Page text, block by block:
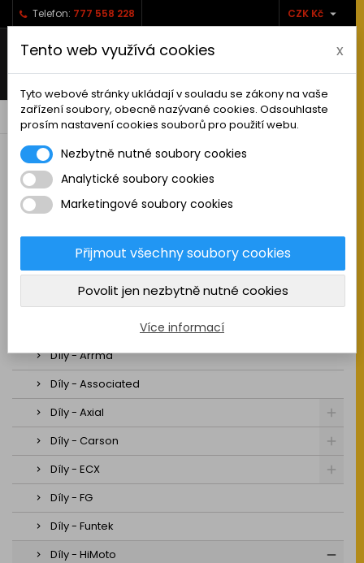
Telefon: 777 558 228 CZK Kč 
   shopping_cart0
RC AUTA
Sestavená auta elektro
Stavebnice aut elektro
Auta na spalovací motor
Náhradní díly
Díly - Arrma
Díly - Associated
Díly - Axial
Díly - Carson
Díly - ECX
Díly - FG
Díly - Funtek
Díly - HiMoto
Tento web využívá cookies x
Tyto webové stránky ukládají v souladu se zákony na vaše
zařízení soubory, obecně nazývané cookies. Odsouhlaste
prosím nastavení cookies souborů pro použití webu.
Nezbytně nutné soubory cookies
Analytické soubory cookies
Marketingové soubory cookies
Přijmout všechny soubory cookies
Povolit jen nezbytně nutné cookies
Více informací